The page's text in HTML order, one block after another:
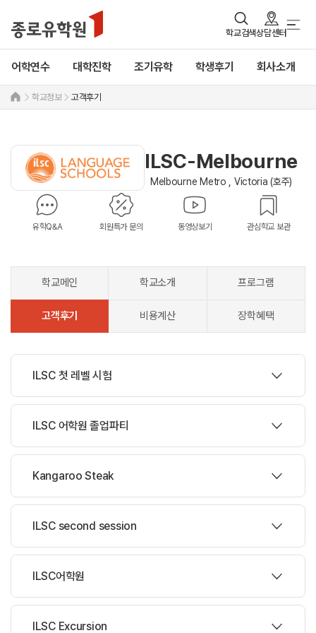
학교검색상담센터
어학연수 대학진학 조기유학 학생후기 회사소개
학교정보 고객후기
ILSC-Melbourne
Melbourne Metro , Victoria (호주)
유학Q&A 회원특가 문의 동영상보기 관심학교 보관
학교메인 학교소개 프로그램
고객후기 비용계산 장학혜택
ILSC 첫 레벨 시험
안녕하세요. 종로유학원 해외리포터 Sonie 입니다 :)
내가 다니고 있는 ILSC 어학원은 한 세션이 4주로
계획되어 있어서
다음 세션의 반이 결정된다.
ILSC 어학원 졸업파티
안녕하세요. 종로유학원 해외리포터 Sonie 입니다 :)
오늘은 이번 시즌 마지막 날이라서 학교에서 졸업식 했다.
마지막 날이라 첫 번째 클래스에서는 한 명씩 교실 밖으로
성적표와 라이팅 시험지 보면서 피드백하는 시간을
가졌는데 정말 부끄러웠다.
Kangaroo Steak
안녕하세요. 종로유학원 해외리포터 dkdud입니다:)
오늘은 잡클럽에 이어 두번째로 학교 엑티비티에
참여했다.
ILSC second session
안녕하세요. 종로유학원 해외리포터 dkdud입니다:)
두번째 세션이 시작한 지도 2주째이다.
ILSC어학원
ILSC Excursion